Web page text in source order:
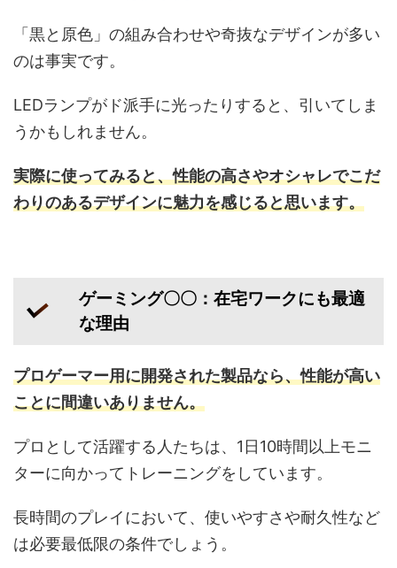
「黒と原色」の組み合わせや奇抜なデザインが多い
のは事実です。
LEDランプがド派手に光ったりすると、引いてしま
うかもしれません。
実際に使ってみると、性能の高さやオシャレでこだ
わりのあるデザインに魅力を感じると思います。
ゲーミング〇〇：在宅ワークにも最適
な理由
プロゲーマー用に開発された製品なら、性能が高い
ことに間違いありません。
プロとして活躍する人たちは、1日10時間以上モニ
ターに向かってトレーニングをしています。
長時間のプレイにおいて、使いやすさや耐久性など
は必要最低限の条件でしょう。